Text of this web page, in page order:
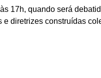
17h, quando será
diretrizes construídas